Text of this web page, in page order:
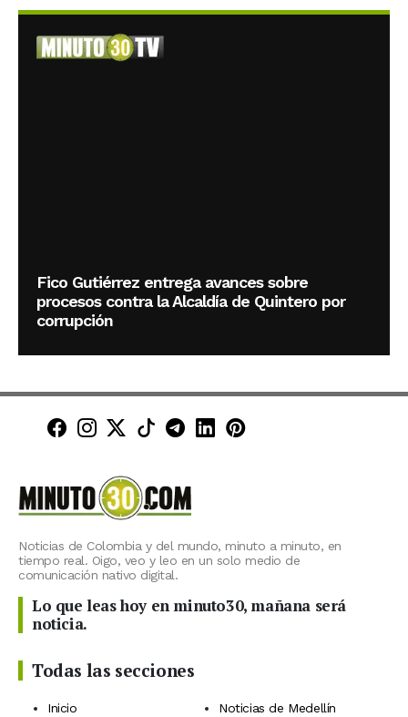
Fico Gutiérrez entrega avances sobre
procesos contra la Alcaldía de Quintero por
corrupción
Minuto30 en Facebook
Minuto30 en Instagram
Minuto30 en X (Twitter)
Minuto30 en TikTok
Canal de Minuto30 en
Minuto30 en LinkedIn
Minuto30 en
Noticias de Colombia y del mundo, minuto a minuto, en
tiempo real. Oigo, veo y leo en un solo medio de
comunicación nativo digital.
Lo que leas hoy en minuto30, mañana será
noticia.
Todas las secciones
Inicio
Noticias de Medellín